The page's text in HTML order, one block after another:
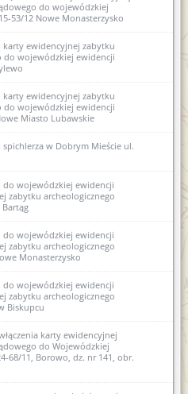
do wojewódzkiej
53/12 Nowe Monasterzysko
karty ewidencyjnej zabytku
do wojewódzkiej ewidencji
karty ewidencyjnej zabytku
do wojewódzkiej ewidencji
Miasto Lubawskie
w Dobrym Mieście ul.
do wojewódzkiej ewidencji
zabytku archeologicznego
Bartąg
do wojewódzkiej ewidencji
zabytku archeologicznego
Monasterzysko
do wojewódzkiej ewidencji
zabytku archeologicznego
Biskupcu
karty ewidencyjnej
do Wojewódzkiej
68/11, Borowo, dz. nr 141, obr.